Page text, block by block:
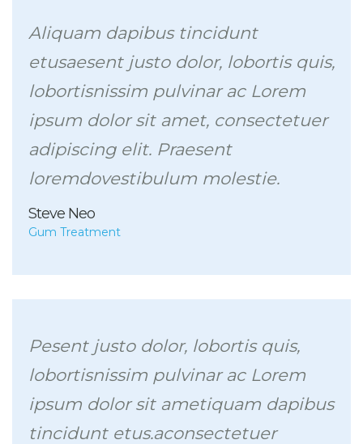
Aliquam dapibus tincidunt
etusaesent justo dolor, lobortis quis,
lobortisnissim pulvinar ac Lorem
ipsum dolor sit amet, consectetuer
adipiscing elit. Praesent
loremdovestibulum molestie.
Steve Neo
Gum Treatment
Pesent justo dolor, lobortis quis,
lobortisnissim pulvinar ac Lorem
ipsum dolor sit ametiquam dapibus
tincidunt etus.aconsectetuer